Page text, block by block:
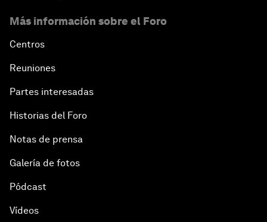
Más información sobre el Foro
Centros
Reuniones
Partes interesadas
Historias del Foro
Notas de prensa
Galería de fotos
Pódcast
Vídeos